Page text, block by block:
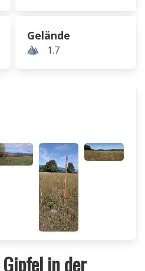
Gelände
1.7
in der